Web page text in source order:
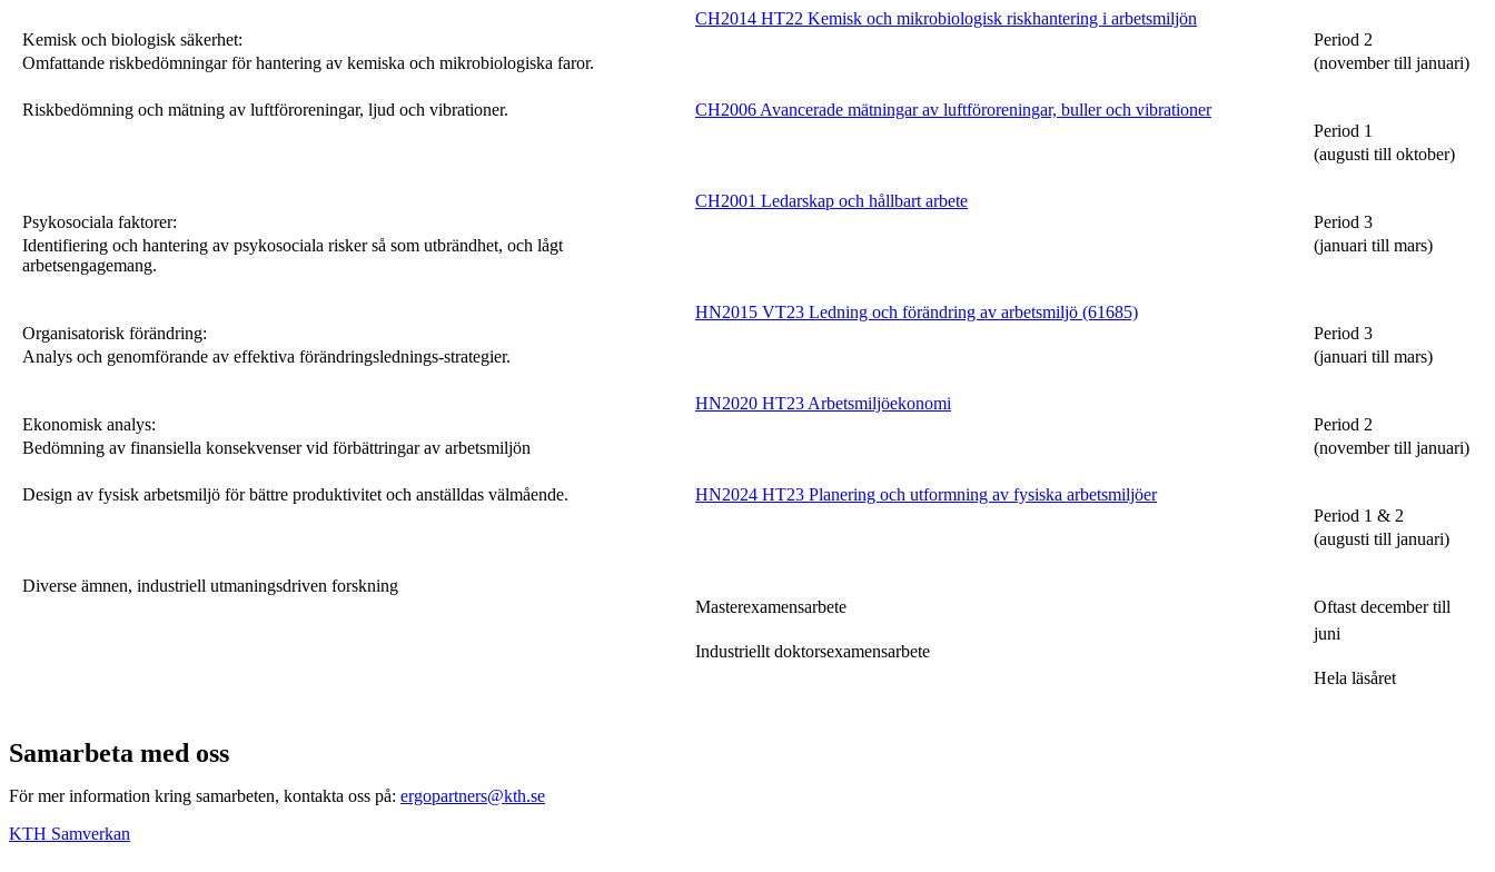
Kemisk och biologisk säkerhet:
Omfattande riskbedömningar för hantering av kemiska och mikrobiologiska faror.
CH2014 HT22 Kemisk och mikrobiologisk riskhantering i arbetsmiljön
Period 2
(november till januari)
Riskbedömning och mätning av luftföroreningar, ljud och vibrationer.
CH2006 Avancerade mätningar av luftföroreningar, buller och vibrationer
Period 1
(augusti till oktober)
Psykosociala faktorer:
Identifiering och hantering av psykosociala risker så som utbrändhet, och lågt
arbetsengagemang.
CH2001 Ledarskap och hållbart arbete
Period 3
(januari till mars)
Organisatorisk förändring:
Analys och genomförande av effektiva förändringslednings-strategier.
HN2015 VT23 Ledning och förändring av arbetsmiljö (61685)
Period 3
(januari till mars)
Ekonomisk analys:
Bedömning av finansiella konsekvenser vid förbättringar av arbetsmiljön
HN2020 HT23 Arbetsmiljöekonomi
Period 2
(november till januari)
Design av fysisk arbetsmiljö för bättre produktivitet och anställdas välmående.
HN2024 HT23 Planering och utformning av fysiska arbetsmiljöer
Period 1 & 2
(augusti till januari)
Diverse ämnen, industriell utmaningsdriven forskning
Masterexamensarbete
Industriellt doktorsexamensarbete
Oftast december till
juni
Hela läsåret
Samarbeta med oss
För mer information kring samarbeten, kontakta oss på: ergopartners@kth.se
KTH Samverkan